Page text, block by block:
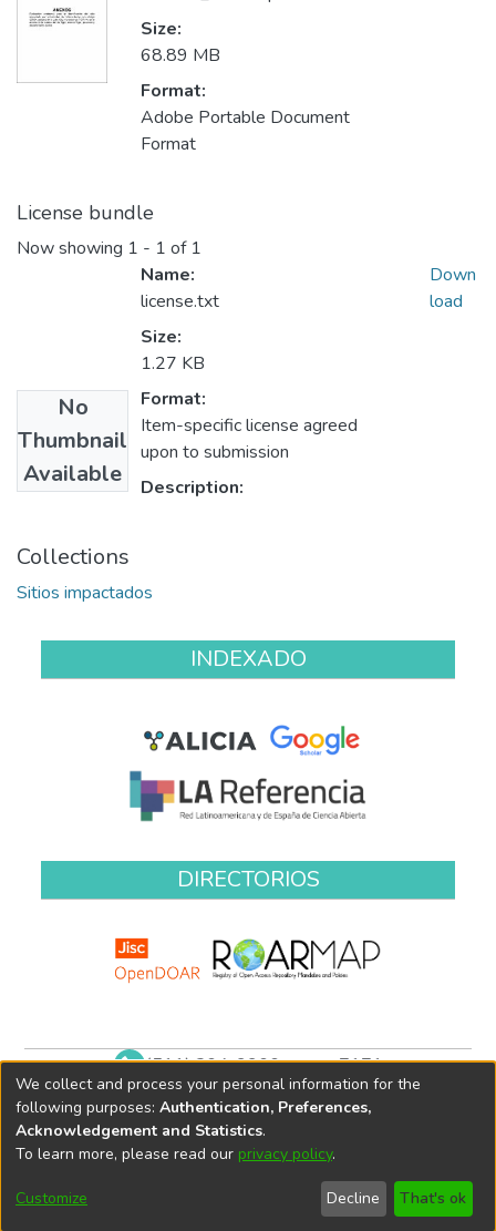
Size:
68.89 MB
Format:
Adobe Portable Document
Format
License bundle
Now showing 1 - 1 of 1
No
Thumbnail
Available
Name:
license.txt
Size:
1.27 KB
Format:
Item-specific license agreed
upon to submission
Description:
Down
load
Collections
Sitios impactados
INDEXADO
DIRECTORIOS
(511) 204-9900 anexo 7171
biblioteca@oefa.gob.pe
We collect and process your personal information for the
following purposes: Authentication, Preferences,
Acknowledgement and Statistics.
To learn more, please read our privacy policy.
Customize Decline That's ok